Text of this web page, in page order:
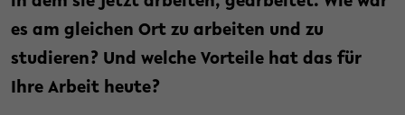
es am gleichen Ort zu arbeiten und zu
studieren? Und welche Vorteile hat das für
Ihre Arbeit heute?